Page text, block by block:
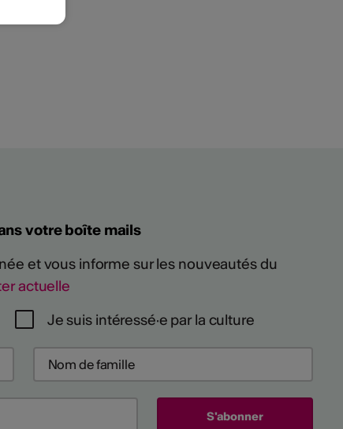
votre boîte mails
et vous informe sur les nouveautés du
actuelle
Je suis intéressé·e par la culture